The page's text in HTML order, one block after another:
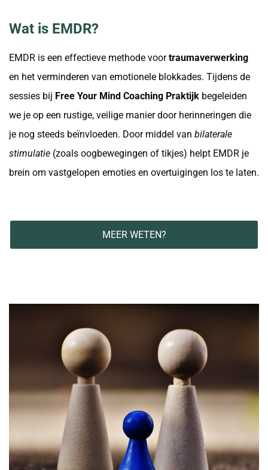
Wat is EMDR?
EMDR is een effectieve methode voortraumaverwerking
en het verminderen van emotionele blokkades. Tijdens de
sessies bij Free Your Mind Coaching Praktijk begeleiden
we je op een rustige, veilige manier door herinneringen die
je nog steeds beïnvloeden. Door middel van bilaterale
stimulatie (zoals oogbewegingen of tikjes) helpt EMDR je
brein om vastgelopen emoties en overtuigingen los te laten.
MEER WETEN?